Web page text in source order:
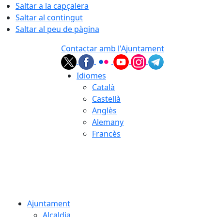
Saltar a la capçalera
Saltar al contingut
Saltar al peu de pàgina
Contactar amb l'Ajuntament
Idiomes
Català
Castellà
Anglès
Alemany
Francès
Ajuntament